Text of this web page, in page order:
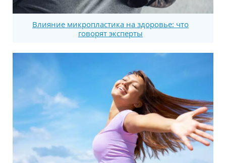
Влияние микропластика на здоровье: что
говорят эксперты